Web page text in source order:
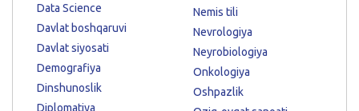
Data Science
Davlat boshqaruvi
Davlat siyosati
Demografiya
Dinshunoslik
Diplomatiya
Nemis tili
Nevrologiya
Neyrobiologiya
Onkologiya
Oshpazlik